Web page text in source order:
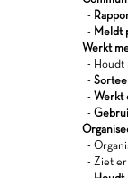
-
- Meldt
Werkt
- Houdt
-
- Werkt
-
-
- Ziet